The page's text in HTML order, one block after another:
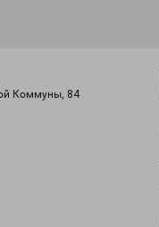
Коммуны, 84